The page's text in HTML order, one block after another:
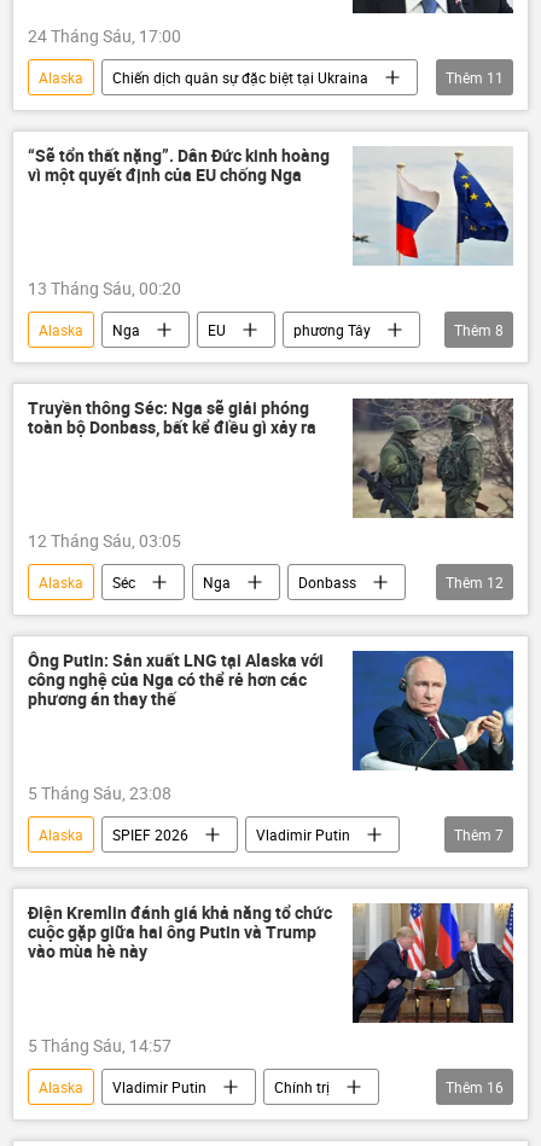
24 Tháng Sáu, 17:00
Alaska
Chiến dịch quân sự đặc biệt tại Ukraina
phương Tây
Sergey Lavrov
Chính trị
Thế giới
Nga
Bộ Ngoại giao Nga
Vladimir Putin
Cuộc khủng hoảng ở Ukraina
Thêm 11
“Sẽ tổn thất nặng”. Dân Đức kinh hoàng
vì một quyết định của EU chống Nga
13 Tháng Sáu, 00:20
Alaska Nga EU
phương Tây
Kinh tế
Thế giới
Đức
Châu Âu
Ursula von der Leyen
Ủy ban châu Âu
Moskva
Thêm 8
Truyền thông Séc: Nga sẽ giải phóng
toàn bộ Donbass, bất kể điều gì xảy ra
12 Tháng Sáu, 03:05
Alaska Séc Nga
Donbass
DNR
LNR
Ukraina
phương Tây
Hoa Kỳ
Thế giới
Moskva
Kiev
Vladimir Putin
Thêm 12
Ông Putin: Sản xuất LNG tại Alaska với
công nghệ của Nga có thể rẻ hơn các
phương án thay thế
5 Tháng Sáu, 23:08
Alaska SPIEF 2026
Vladimir Putin
Nga
Kinh tế
St. Petersburg
Thế giới
"Novatek"
khí hóa lỏng
Hoa Kỳ
Thêm 7
Điện Kremlin đánh giá khả năng tổ chức
cuộc gặp giữa hai ông Putin và Trump
vào mùa hè này
5 Tháng Sáu, 14:57
Alaska Vladimir Putin
Chính trị
Thế giới
Nga
Donald Trump
Thêm 16